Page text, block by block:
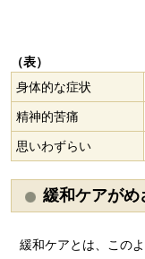
（表）
身体的な症状
精神的苦痛
思いわずらい
緩和ケアがめ
緩和ケアとは、この